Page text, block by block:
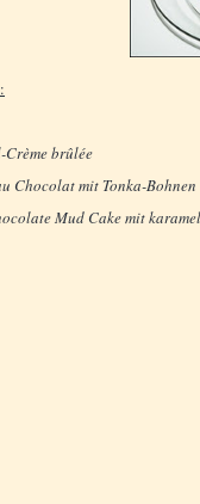
Crème brûlée
Chocolat mit Tonka-Bohnen
Mud Cake mit